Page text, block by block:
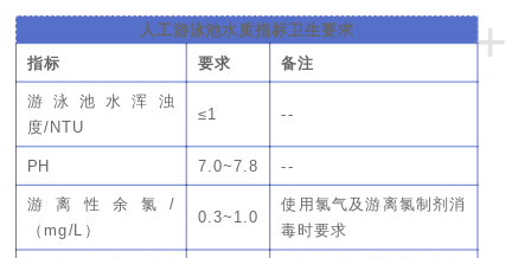
+
人工游泳池水质指标卫生要求
指标
要求 备注
游泳池水浑浊
度/NTU
≤1 --
PH 7.0~7.8 --
游离性余氯/
（mg/L）
0.3~1.0
使用氯气及游离氯制剂消
毒时要求